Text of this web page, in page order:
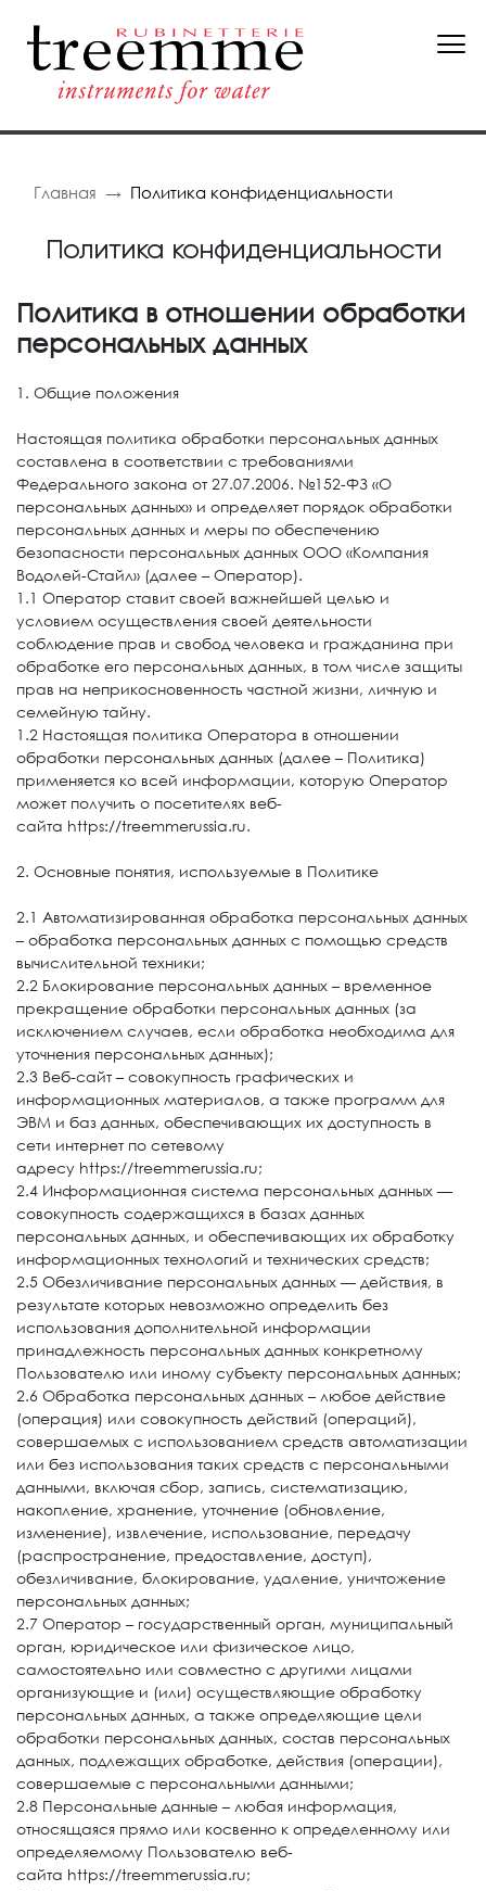
Главная Политика конфиденциальности
Политика конфиденциальности
Политика в отношении обработки
персональных данных
1. Общие положения
Настоящая политика обработки персональных данных
составлена в соответствии с требованиями
Федерального закона от 27.07.2006. №152-ФЗ «О
персональных данных» и определяет порядок обработки
персональных данных и меры по обеспечению
безопасности персональных данных ООО «Компания
Водолей-Стайл» (далее – Оператор).
1.1 Оператор ставит своей важнейшей целью и
условием осуществления своей деятельности
соблюдение прав и свобод человека и гражданина при
обработке его персональных данных, в том числе защиты
прав на неприкосновенность частной жизни, личную и
семейную тайну.
1.2 Настоящая политика Оператора в отношении
обработки персональных данных (далее – Политика)
применяется ко всей информации, которую Оператор
может получить о посетителях веб-
сайта https://treemmerussia.ru.
2. Основные понятия, используемые в Политике
2.1 Автоматизированная обработка персональных данных
– обработка персональных данных с помощью средств
вычислительной техники;
2.2 Блокирование персональных данных – временное
прекращение обработки персональных данных (за
исключением случаев, если обработка необходима для
уточнения персональных данных);
2.3 Веб-сайт – совокупность графических и
информационных материалов, а также программ для
ЭВМ и баз данных, обеспечивающих их доступность в
сети интернет по сетевому
адресу https://treemmerussia.ru;
2.4 Информационная система персональных данных —
совокупность содержащихся в базах данных
персональных данных, и обеспечивающих их обработку
информационных технологий и технических средств;
2.5 Обезличивание персональных данных — действия, в
результате которых невозможно определить без
использования дополнительной информации
принадлежность персональных данных конкретному
Пользователю или иному субъекту персональных данных;
2.6 Обработка персональных данных – любое действие
(операция) или совокупность действий (операций),
совершаемых с использованием средств автоматизации
или без использования таких средств с персональными
данными, включая сбор, запись, систематизацию,
накопление, хранение, уточнение (обновление,
изменение), извлечение, использование, передачу
(распространение, предоставление, доступ),
обезличивание, блокирование, удаление, уничтожение
персональных данных;
2.7 Оператор – государственный орган, муниципальный
орган, юридическое или физическое лицо,
самостоятельно или совместно с другими лицами
организующие и (или) осуществляющие обработку
персональных данных, а также определяющие цели
обработки персональных данных, состав персональных
данных, подлежащих обработке, действия (операции),
совершаемые с персональными данными;
2.8 Персональные данные – любая информация,
относящаяся прямо или косвенно к определенному или
определяемому Пользователю веб-
сайта https://treemmerussia.ru;